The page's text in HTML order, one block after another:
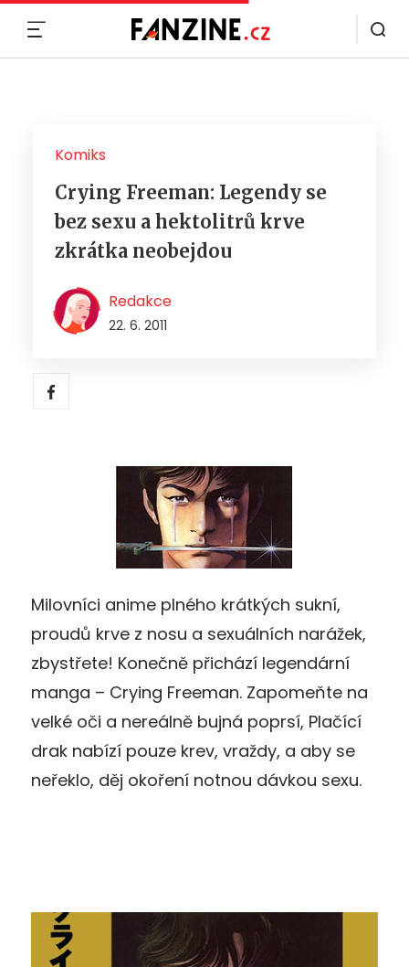
Komiks
Crying Freeman: Legendy se
bez sexu a hektolitrů krve
zkrátka neobejdou
Redakce
22. 6. 2011
Milovníci anime plného krátkých sukní,
proudů krve z nosu a sexuálních narážek,
zbystřete! Konečně přichází legendární
manga – Crying Freeman. Zapomeňte na
velké oči a nereálně bujná poprsí, Plačící
drak nabízí pouze krev, vraždy, a aby se
neřeklo, děj okoření notnou dávkou sexu.